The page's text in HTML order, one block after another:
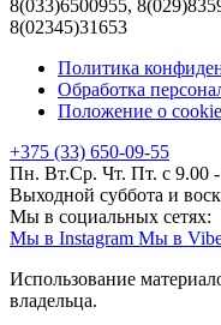
8(033)6500955,
8(02345)31653
Политика
Обработка
Положение о
+375 (33) 650-09-55
Пн. Вт.Ср. Чт. Пт. с 9.00
Выходной суббота и
Мы в социальных сетях:
Мы в Instagram Мы в
Использование
владельца.